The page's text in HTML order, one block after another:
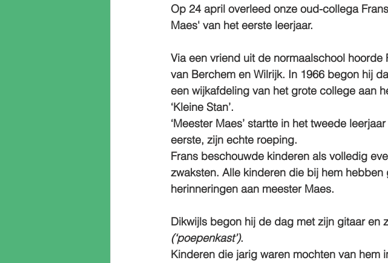
Op 24 april overleed onze oud-collega
Maes' van het eerste leerjaar.
Via een vriend uit de normaalschool
van Berchem en Wilrijk. In 1966 begon hij
een wijkafdeling van het grote college aan
‘Kleine Stan’.
‘Meester Maes’ startte in het tweede
eerste, zijn echte roeping.
Frans beschouwde kinderen als volledig
zwaksten. Alle kinderen die bij hem
herinneringen aan meester Maes.
Dikwijls begon hij de dag met zijn gitaar en
(‘poepenkast’).
Kinderen die jarig waren mochten van hem